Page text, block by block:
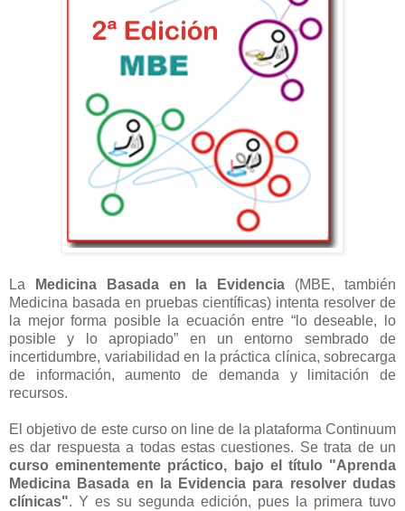
La Medicina Basada en la Evidencia (MBE, también
Medicina basada en pruebas científicas) intenta resolver de
la mejor forma posible la ecuación entre “lo deseable, lo
posible y lo apropiado” en un entorno sembrado de
incertidumbre, variabilidad en la práctica clínica, sobrecarga
de información, aumento de demanda y limitación de
recursos.
El objetivo de este curso on line de la plataforma Continuum
es dar respuesta a todas estas cuestiones. Se trata de un
curso eminentemente práctico, bajo el título "Aprenda
Medicina Basada en la Evidencia para resolver dudas
clínicas". Y es su segunda edición, pues la primera tuvo